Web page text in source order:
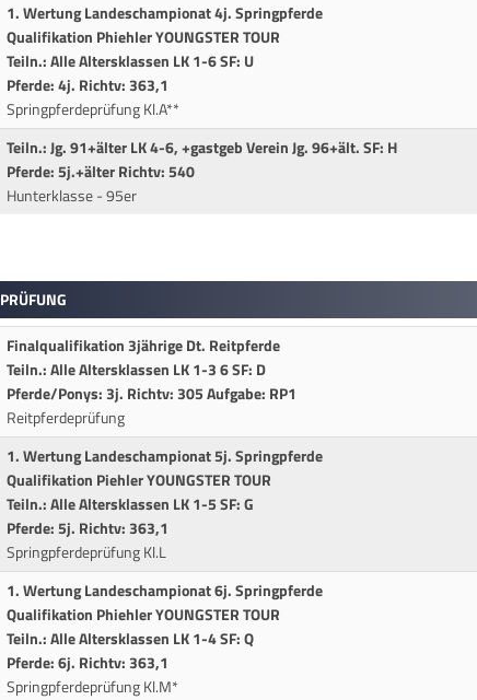
1. Wertung Landeschampionat 4j. Springpferde
Qualifikation Phiehler YOUNGSTER TOUR
Teiln.: Alle Altersklassen LK 1-6 SF: U
Pferde: 4j. Richtv: 363,1
Springpferdeprüfung Kl.A**
Teiln.: Jg. 91+älter LK 4-6, +gastgeb Verein Jg. 96+ält. SF: H
Pferde: 5j.+älter Richtv: 540
Hunterklasse - 95er
PRÜFUNG
Finalqualifikation 3jährige Dt. Reitpferde
Teiln.: Alle Altersklassen LK 1-3 6 SF: D
Pferde/Ponys: 3j. Richtv: 305 Aufgabe: RP1
Reitpferdeprüfung
1. Wertung Landeschampionat 5j. Springpferde
Qualifikation Piehler YOUNGSTER TOUR
Teiln.: Alle Altersklassen LK 1-5 SF: G
Pferde: 5j. Richtv: 363,1
Springpferdeprüfung Kl.L
1. Wertung Landeschampionat 6j. Springpferde
Qualifikation Phiehler YOUNGSTER TOUR
Teiln.: Alle Altersklassen LK 1-4 SF: Q
Pferde: 6j. Richtv: 363,1
Springpferdeprüfung Kl.M*